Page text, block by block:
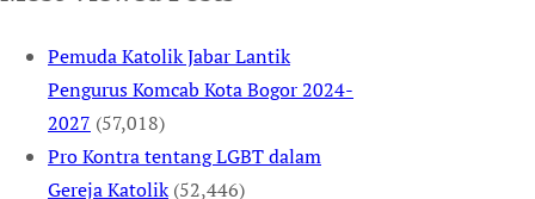
Pemuda Katolik Jabar Lantik
Pengurus Komcab Kota Bogor 2024-
2027 (57,018)
Pro Kontra tentang LGBT dalam
Gereja Katolik (52,446)